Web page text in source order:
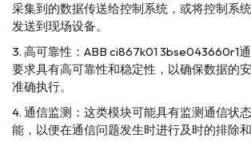
采集到的数据传送给控制系统，或将控制系
发送到现场设备。
高可靠性：ABB ci867k01 3bse043660r1
要求具有高可靠性和稳定性，以确保数据的
准确执行。
通信监测：这类模块可能具有监测通信状
能，以便在通信问题发生时进行及时的排除和